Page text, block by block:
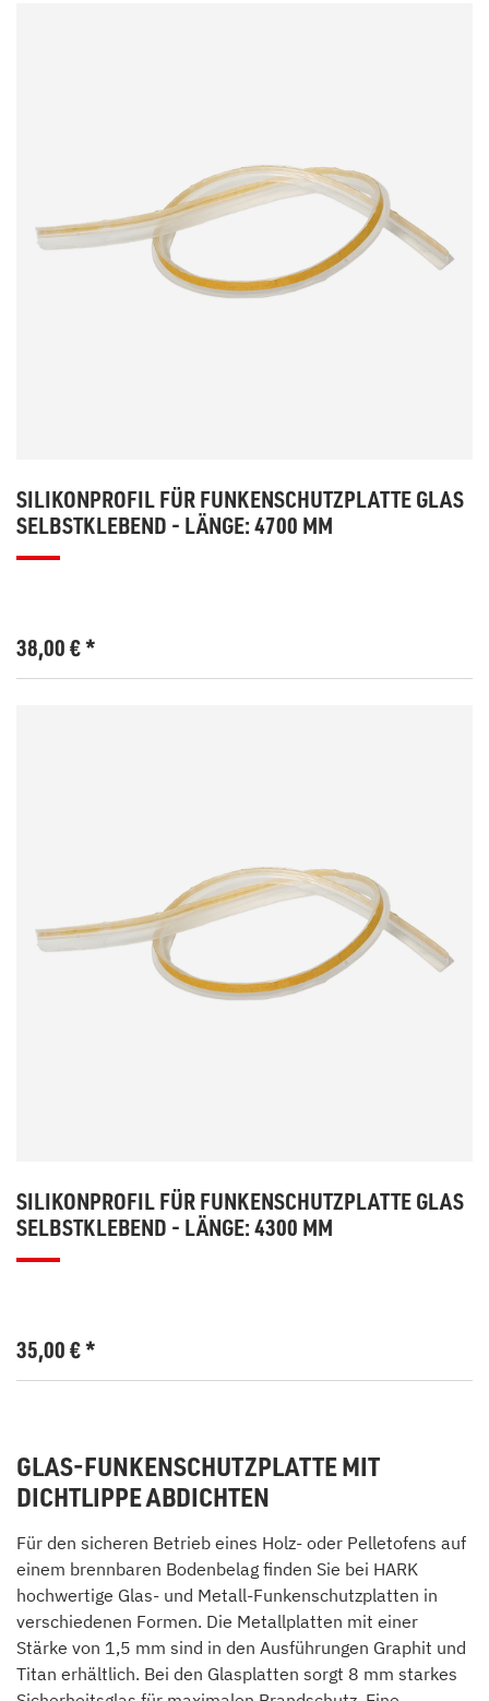
SILIKONPROFIL FÜR FUNKENSCHUTZPLATTE GLAS
SELBSTKLEBEND - LÄNGE: 4700 MM
38,00€*
SILIKONPROFIL FÜR FUNKENSCHUTZPLATTE GLAS
SELBSTKLEBEND - LÄNGE: 4300 MM
35,00€*
GLAS-FUNKENSCHUTZPLATTE MIT
DICHTLIPPE ABDICHTEN
Für den sicheren Betrieb eines Holz- oder Pelletofens auf
einem brennbaren Bodenbelag finden Sie bei HARK
hochwertige Glas- und Metall-Funkenschutzplatten in
verschiedenen Formen. Die Metallplatten mit einer
Stärke von 1,5 mm sind in den Ausführungen Graphit und
Titan erhältlich. Bei den Glasplatten sorgt 8 mm starkes